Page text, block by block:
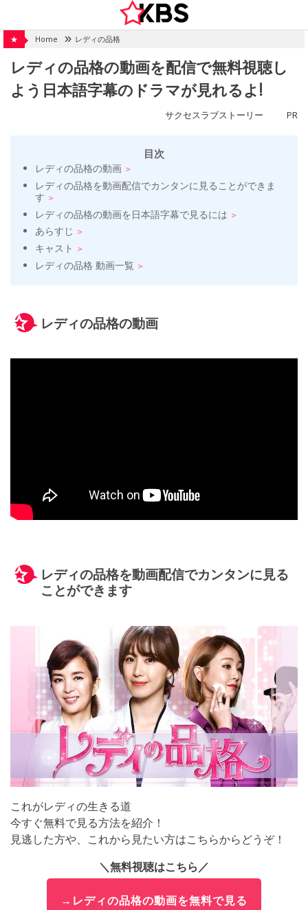
content
★ Home レディの品格
レディの品格の動画を配信で無料視聴し
よう日本語字幕のドラマが見れるよ!
サクセスラブストーリー PR
目次
レディの品格の動画
レディの品格を動画配信でカンタンに見ることができま
す
レディの品格の動画を日本語字幕で見るには
あらすじ
キャスト
レディの品格 動画一覧
レディの品格の動画
レディの品格を動画配信でカンタンに見る
ことができます
これがレディの生きる道
今すぐ無料で見る方法を紹介！
見逃した方や、これから見たい方はこちらからどうぞ！
＼無料視聴はこちら／
→レディの品格の動画を無料で見る